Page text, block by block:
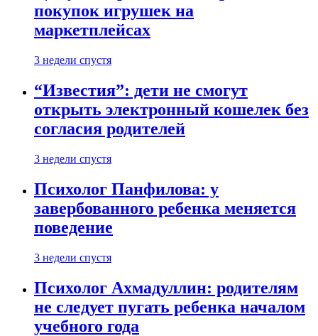
покупок игрушек на
маркетплейсах
3 недели спустя
“Известия”: дети не смогут
открыть электронный кошелек без
согласия родителей
3 недели спустя
Психолог Панфилова: у
завербованного ребенка меняется
поведение
3 недели спустя
Психолог Ахмадуллин: родителям
не следует пугать ребенка началом
учебного года